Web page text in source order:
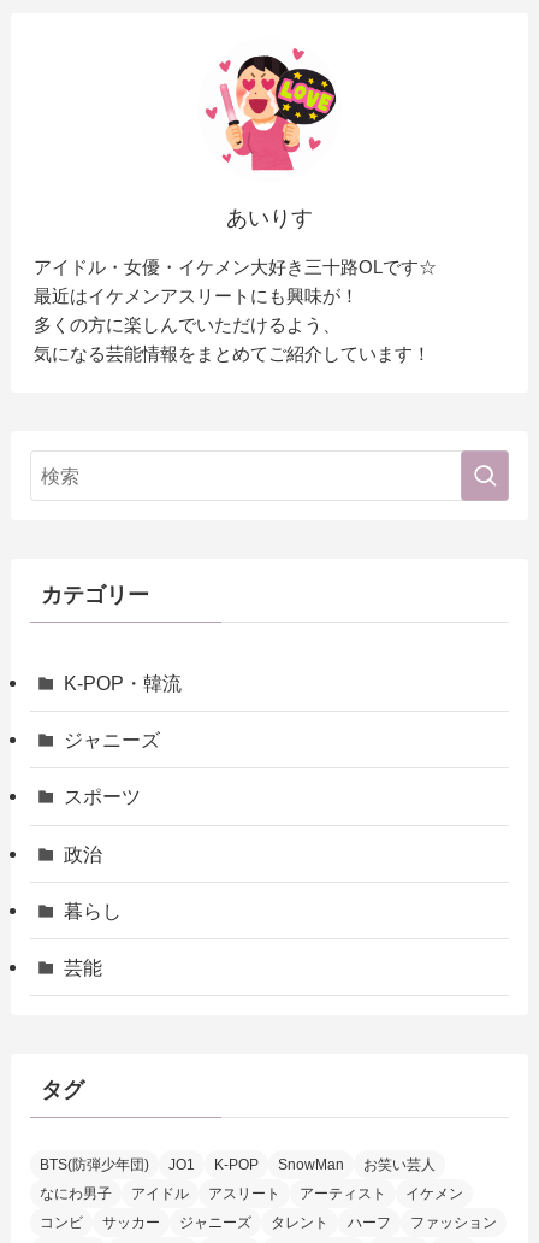
あいりす
アイドル・女優・イケメン大好き三十路OLです☆
最近はイケメンアスリートにも興味が！
多くの方に楽しんでいただけるよう、
気になる芸能情報をまとめてご紹介しています！
カテゴリー
K-POP・韓流
ジャニーズ
スポーツ
政治
暮らし
芸能
タグ
BTS(防弾少年団) JO1 K-POP SnowMan
お笑い芸人
なにわ男子
アイドル アスリート アーティスト
イケメン
コンビ
サッカー ジャニーズ タレント ハーフ
ファッション